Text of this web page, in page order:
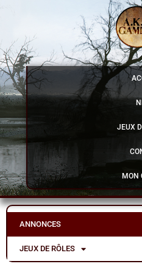
contenu
JEUX
MON
ANNONCES
JEUX DE RÔLES